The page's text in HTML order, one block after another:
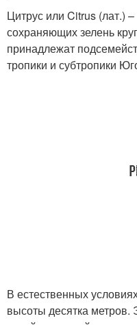
Цитрус или Citrus (лат.)
сохраняющих зелень
принадлежат
тропики и субтропики
В естественных
высоты десятка метров.